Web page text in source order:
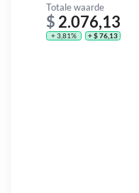
Totale waarde
$ 2.076,13
+ 3,81% + $ 76,13